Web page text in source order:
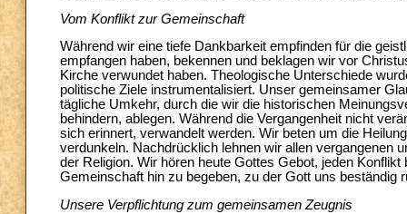
Vom Konflikt zur Gemeinschaft
Während wir eine tiefe Dankbarkeit empfinden für die
empfangen haben, bekennen und beklagen wir vor
Kirche verwundet haben. Theologische Unterschiede
politische Ziele instrumentalisiert. Unser gemeinsamer
tägliche Umkehr, durch die wir die historischen
behindern, ablegen. Während die Vergangenheit nicht
sich erinnert, verwandelt werden. Wir beten um die
verdunkeln. Nachdrücklich lehnen wir allen vergangenen
der Religion. Wir hören heute Gottes Gebot, jeden
Gemeinschaft hin zu begeben, zu der Gott uns beständig
Unsere Verpflichtung zum gemeinsamen Zeugnis